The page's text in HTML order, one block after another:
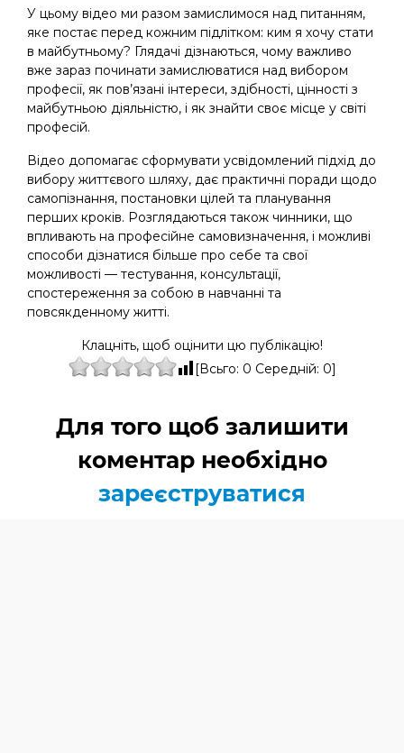
У цьому відео ми разом замислимося над питанням,
яке постає перед кожним підлітком: ким я хочу стати
в майбутньому? Глядачі дізнаються, чому важливо
вже зараз починати замислюватися над вибором
професії, як пов’язані інтереси, здібності, цінності з
майбутньою діяльністю, і як знайти своє місце у світі
професій.
Відео допомагає сформувати усвідомлений підхід до
вибору життєвого шляху, дає практичні поради щодо
самопізнання, постановки цілей та планування
перших кроків. Розглядаються також чинники, що
впливають на професійне самовизначення, і можливі
способи дізнатися більше про себе та свої
можливості — тестування, консультації,
спостереження за собою в навчанні та
повсякденному житті.
Клацніть, щоб оцінити цю публікацію!
[Всьго: 0 Середній: 0]
Для того щоб залишити
коментар необхідно
зареєструватися